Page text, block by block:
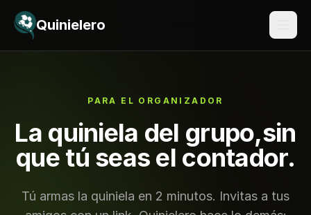
Saltar al contenido
Quinielero
PARA EL ORGANIZADOR
La quiniela del grupo,sin
que tú seas el contador.
Tú armas la quiniela en 2 minutos. Invitas a tus